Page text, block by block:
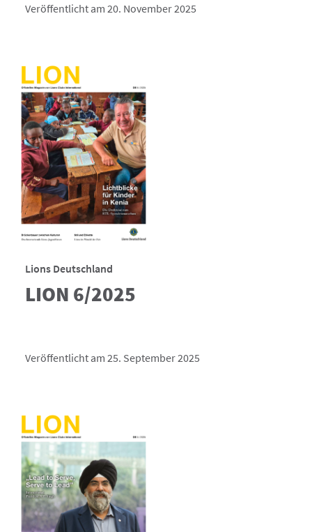
Veröffentlicht am 20. November 2025
Lions Deutschland
LION 6/2025
Veröffentlicht am 25. September 2025